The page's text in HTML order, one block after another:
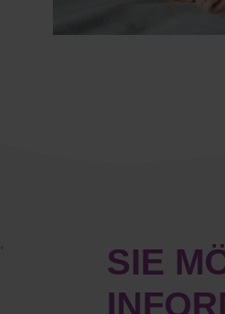
SIE